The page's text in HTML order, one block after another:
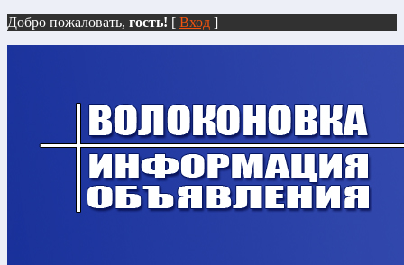
Добро пожаловать, гость! [ Вход ]